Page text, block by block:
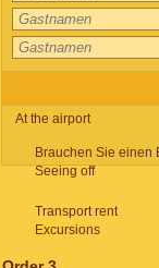
At the airport
Brauchen Sie einen
Seeing off
Transport rent
Excursions